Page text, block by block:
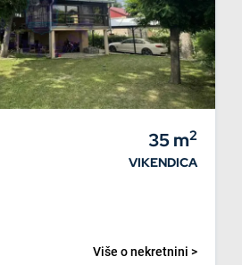
35m2
VIKENDICA
Više o nekretnini >